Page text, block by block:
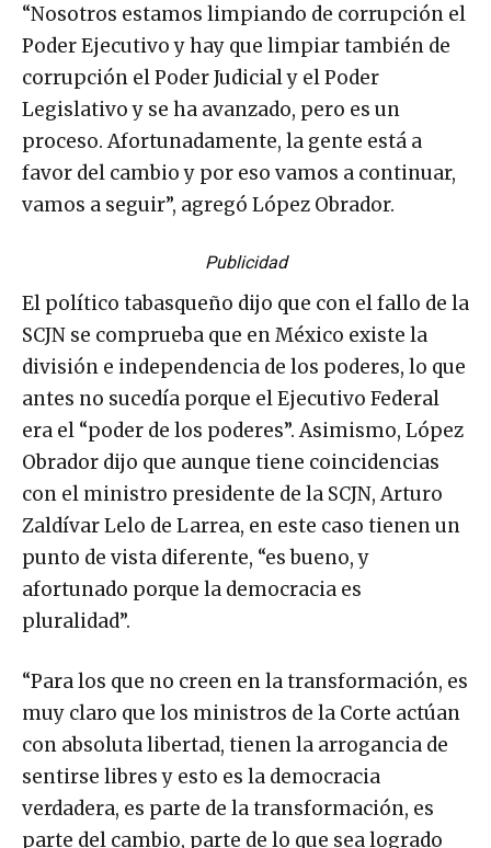
“Nosotros estamos limpiando de corrupción el
Poder Ejecutivo y hay que limpiar también de
corrupción el Poder Judicial y el Poder
Legislativo y se ha avanzado, pero es un
proceso. Afortunadamente, la gente está a
favor del cambio y por eso vamos a continuar,
vamos a seguir”, agregó López Obrador.
Publicidad
El político tabasqueño dijo que con el fallo de la
SCJN se comprueba que en México existe la
división e independencia de los poderes, lo que
antes no sucedía porque el Ejecutivo Federal
era el “poder de los poderes”. Asimismo, López
Obrador dijo que aunque tiene coincidencias
con el ministro presidente de la SCJN, Arturo
Zaldívar Lelo de Larrea, en este caso tienen un
punto de vista diferente, “es bueno, y
afortunado porque la democracia es
pluralidad”.
“Para los que no creen en la transformación, es
muy claro que los ministros de la Corte actúan
con absoluta libertad, tienen la arrogancia de
sentirse libres y esto es la democracia
verdadera, es parte de la transformación, es
parte del cambio, parte de lo que sea logrado